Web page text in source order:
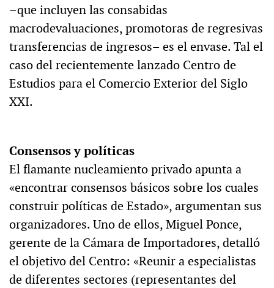
–que incluyen las consabidas
macrodevaluaciones, promotoras de regresivas
transferencias de ingresos– es el envase. Tal el
caso del recientemente lanzado Centro de
Estudios para el Comercio Exterior del Siglo
XXI.
Consensos y políticas
El flamante nucleamiento privado apunta a
«encontrar consensos básicos sobre los cuales
construir políticas de Estado», argumentan sus
organizadores. Uno de ellos, Miguel Ponce,
gerente de la Cámara de Importadores, detalló
el objetivo del Centro: «Reunir a especialistas
de diferentes sectores (representantes del